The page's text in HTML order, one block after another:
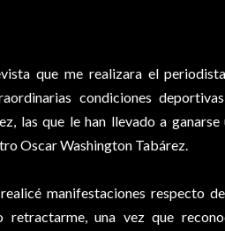
que me realizara el
condiciones
las que le han llevado a
Oscar Washington Tabárez.
manifestaciones respecto
retractarme, una vez que